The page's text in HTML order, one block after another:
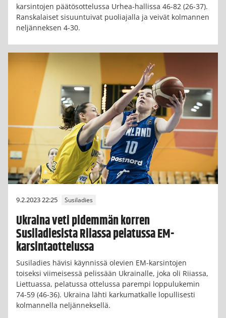
karsintojen päätösottelussa Urhea-hallissa 46-82 (26-37).
Ranskalaiset sisuuntuivat puoliajalla ja veivät kolmannen
neljänneksen 4-30.
9.2.2023 22:25 Susiladies
Ukraina veti pidemmän korren
Susiladiesista Riiassa pelatussa EM-
karsintaottelussa
Susiladies hävisi käynnissä olevien EM-karsintojen
toiseksi viimeisessä pelissään Ukrainalle, joka oli Riiassa,
Liettuassa, pelatussa ottelussa parempi loppulukemin
74-59 (46-36). Ukraina lähti karkumatkalle lopullisesti
kolmannella neljänneksellä.